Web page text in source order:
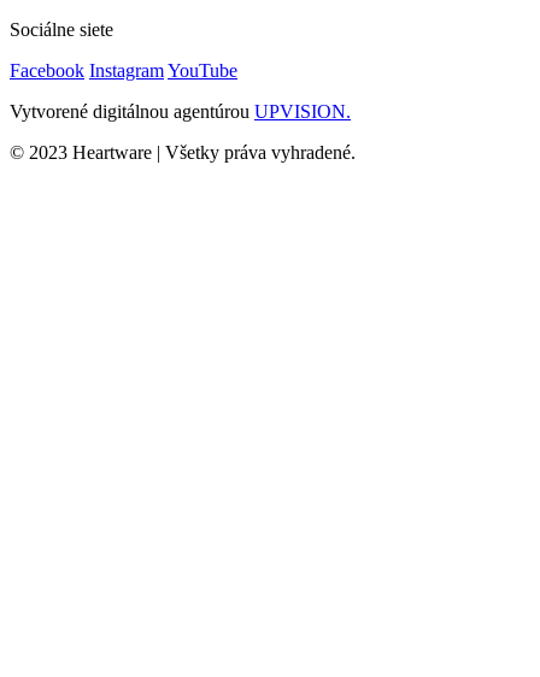
Sociálne siete
Facebook InstagramYouTube
Vytvorené digitálnou agentúrou UPVISION.
© 2023 Heartware | Všetky práva vyhradené.